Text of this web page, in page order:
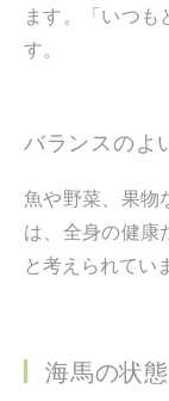
ます。「いつ
す。
バランスのよ
魚や野菜、果物
は、全身の健康
と考えられてい
海馬の状